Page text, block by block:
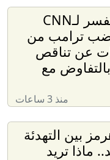
مصادر تفسر لـCNN
ترامب من
عن تناقص
مع
منذ 3 ساعات
بين التهدئة
ماذا تريد